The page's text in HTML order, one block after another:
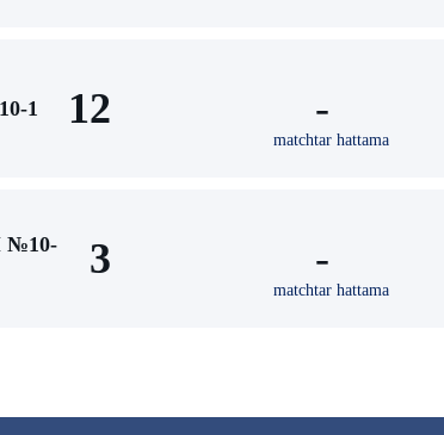
1 12 -
matchtar hattama
3 -
matchtar hattama